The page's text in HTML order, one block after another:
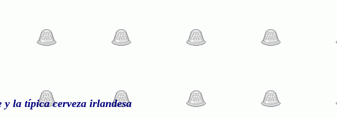
la típica cerveza irlandesa